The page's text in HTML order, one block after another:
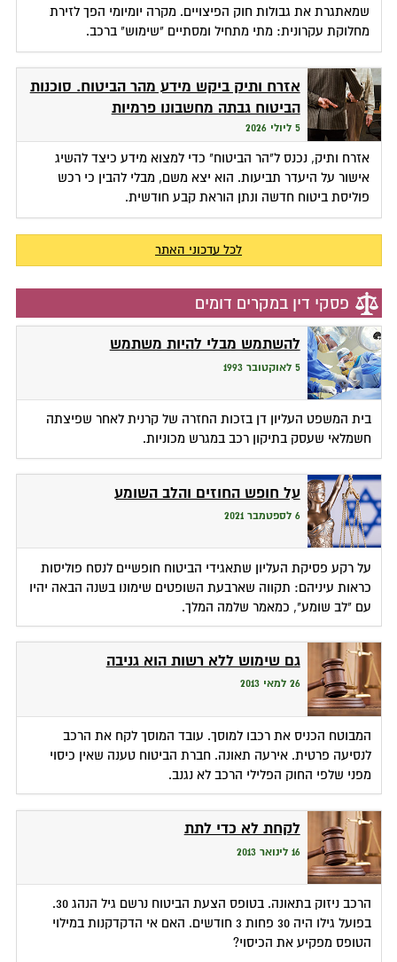
שמאתגרת את גבולות חוק הפיצויים. מקרה יומיומי הפך לזירת
מחלוקת עקרונית: מתי מתחיל ומסתיים "שימוש" ברכב.
אזרח ותיק ביקש מידע מהר הביטוח. סוכנות
הביטוח גבתה מחשבונו פרמיות
5 ליולי 2026
אזרח ותיק, נכנס ל"הר הביטוח" כדי למצוא מידע כיצד להשיג
אישור על היעדר תביעות. הוא יצא משם, מבלי להבין כי רכש
פוליסת ביטוח חדשה ונתן הוראת קבע חודשית.
לכל עדכוני האתר
פסקי דין במקרים דומים
להשתמש מבלי להיות משתמש
5 לאוקטובר 1993
בית המשפט העליון דן בזכות החזרה של קרנית לאחר שפיצתה
חשמלאי שעסק בתיקון רכב במגרש מכוניות.
על חופש החוזים והלב השומע
6 לספטמבר 2021
על רקע פסיקת העליון שתאגידי הביטוח חופשיים לנסח פוליסות
כראות עיניהם: תקווה שארבעת השופטים שימונו בשנה הבאה יהיו
עם "לב שומע", כמאמר שלמה המלך.
גם שימוש ללא רשות הוא גניבה
26 למאי 2013
המבוטח הכניס את רכבו למוסך. עובד המוסך לקח את הרכב
לנסיעה פרטית. אירעה תאונה. חברת הביטוח טענה שאין כיסוי
מפני שלפי החוק הפלילי הרכב לא נגנב.
לקחת לא כדי לתת
16 לינואר 2013
הרכב ניזוק בתאונה. בטופס הצעת הביטוח נרשם גיל הנהג 30.
בפועל גילו היה 30 פחות 3 חודשים. האם אי הדקדקנות במילוי
הטופס מפקיע את הכיסוי?